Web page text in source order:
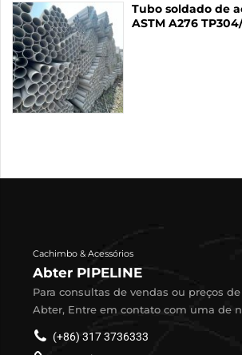
Tubo soldado de
ASTM A276
Cachimbo & Acessórios
Abter PIPELINE
Para consultas de vendas ou preços
Abter, Entre em contato com uma de
(+86) 317 3736333